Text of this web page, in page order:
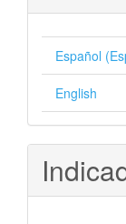
Español
English